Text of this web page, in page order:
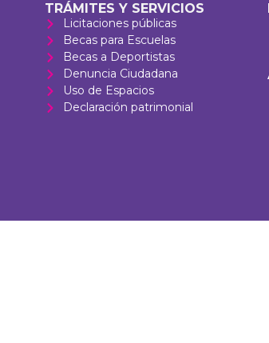
TRÁMITES Y SERVICIOS
Licitaciones públicas
Becas para Escuelas
Becas a Deportistas
Denuncia Ciudadana
Uso de Espacios
Declaración patrimonial